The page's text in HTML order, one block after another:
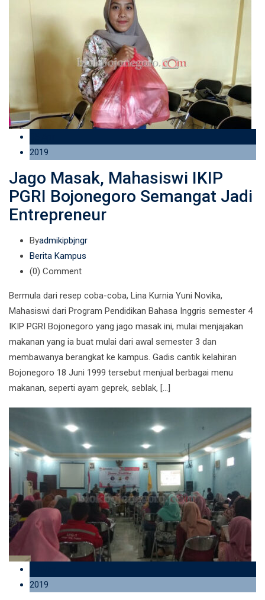
2019
Jago Masak, Mahasiswi IKIP
PGRI Bojonegoro Semangat Jadi
Entrepreneur
Byadmikipbjngr
Berita Kampus
(0) Comment
Bermula dari resep coba-coba, Lina Kurnia Yuni Novika,
Mahasiswi dari Program Pendidikan Bahasa Inggris semester 4
IKIP PGRI Bojonegoro yang jago masak ini, mulai menjajakan
makanan yang ia buat mulai dari awal semester 3 dan
membawanya berangkat ke kampus. Gadis cantik kelahiran
Bojonegoro 18 Juni 1999 tersebut menjual berbagai menu
makanan, seperti ayam geprek, seblak, […]
2019